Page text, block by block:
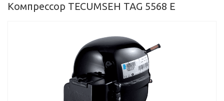
Компрессор TECUMSEH TAG 5568 E